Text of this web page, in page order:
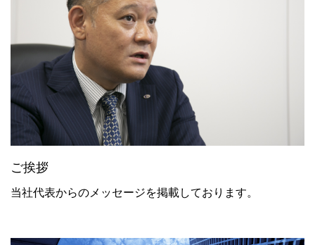
ご挨拶
当社代表からのメッセージを掲載しております。